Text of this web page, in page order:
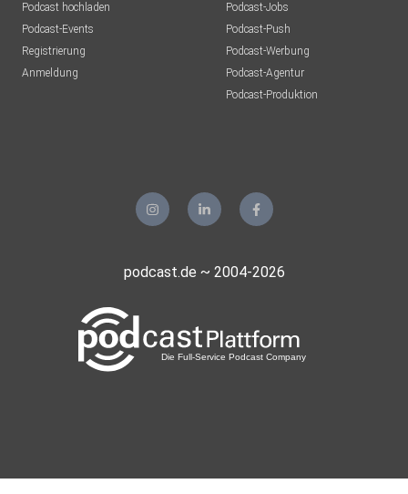
Podcast hochladen
Podcast-Events
Registrierung
Anmeldung
Podcast-Jobs
Podcast-Push
Podcast-Werbung
Podcast-Agentur
Podcast-Produktion
podcast.de ~ 2004-2026